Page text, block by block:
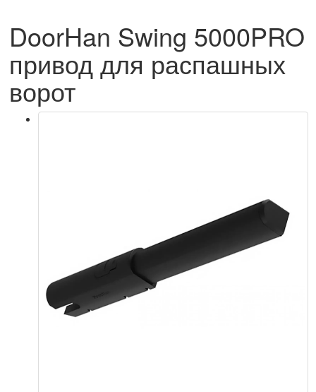
DoorHan Swing 5000PRO
привод для распашных
ворот